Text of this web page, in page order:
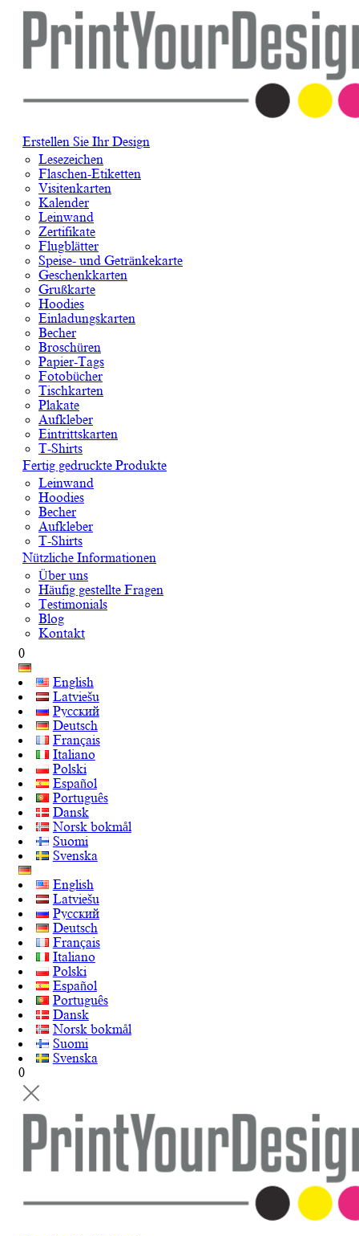
Erstellen Sie Ihr Design
Lesezeichen
Flaschen-Etiketten
Visitenkarten
Kalender
Leinwand
Zertifikate
Flugblätter
Speise- und Getränkekarte
Geschenkkarten
Grußkarte
Hoodies
Einladungskarten
Becher
Broschüren
Papier-Tags
Fotobücher
Tischkarten
Plakate
Aufkleber
Eintrittskarten
T-Shirts
Fertig gedruckte Produkte
Leinwand
Hoodies
Becher
Aufkleber
T-Shirts
Nützliche Informationen
Über uns
Häufig gestellte Fragen
Testimonials
Blog
Kontakt
0
English
Latviešu
Русский
Deutsch
Français
Italiano
Polski
Español
Português
Dansk
Norsk bokmål
Suomi
Svenska
English
Latviešu
Русский
Deutsch
Français
Italiano
Polski
Español
Português
Dansk
Norsk bokmål
Suomi
Svenska
0